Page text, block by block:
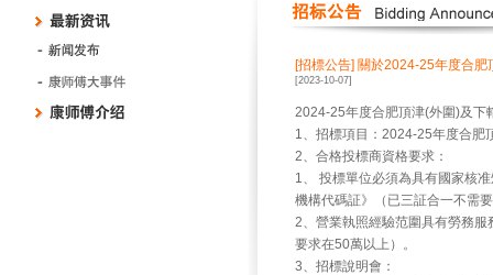
[招標公告] 關於2024-25年度合肥
[2023-10-07]
2024-25年度合肥頂津(外圍)及下
1、招標項目： 2024-25年度合肥
2、合格投標商資格要求：
1、 投標單位必須為具有國家核
機構代碼証》（已三証合一不需
2、營業執照經驗范圍具有勞務
要求在50萬以上）。
3、招標說明會：